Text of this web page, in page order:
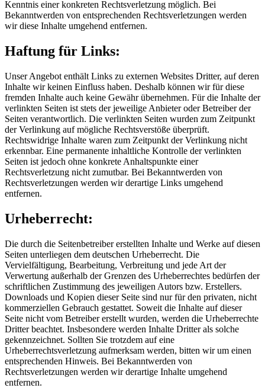
Kenntnis einer konkreten Rechtsverletzung möglich. Bei
Bekanntwerden von entsprechenden Rechtsverletzungen werden
wir diese Inhalte umgehend entfernen.
Haftung für Links:
Unser Angebot enthält Links zu externen Websites Dritter, auf deren
Inhalte wir keinen Einfluss haben. Deshalb können wir für diese
fremden Inhalte auch keine Gewähr übernehmen. Für die Inhalte der
verlinkten Seiten ist stets der jeweilige Anbieter oder Betreiber der
Seiten verantwortlich. Die verlinkten Seiten wurden zum Zeitpunkt
der Verlinkung auf mögliche Rechtsverstöße überprüft.
Rechtswidrige Inhalte waren zum Zeitpunkt der Verlinkung nicht
erkennbar. Eine permanente inhaltliche Kontrolle der verlinkten
Seiten ist jedoch ohne konkrete Anhaltspunkte einer
Rechtsverletzung nicht zumutbar. Bei Bekanntwerden von
Rechtsverletzungen werden wir derartige Links umgehend
entfernen.
Urheberrecht:
Die durch die Seitenbetreiber erstellten Inhalte und Werke auf diesen
Seiten unterliegen dem deutschen Urheberrecht. Die
Vervielfältigung, Bearbeitung, Verbreitung und jede Art der
Verwertung außerhalb der Grenzen des Urheberrechtes bedürfen der
schriftlichen Zustimmung des jeweiligen Autors bzw. Erstellers.
Downloads und Kopien dieser Seite sind nur für den privaten, nicht
kommerziellen Gebrauch gestattet. Soweit die Inhalte auf dieser
Seite nicht vom Betreiber erstellt wurden, werden die Urheberrechte
Dritter beachtet. Insbesondere werden Inhalte Dritter als solche
gekennzeichnet. Sollten Sie trotzdem auf eine
Urheberrechtsverletzung aufmerksam werden, bitten wir um einen
entsprechenden Hinweis. Bei Bekanntwerden von
Rechtsverletzungen werden wir derartige Inhalte umgehend
entfernen.